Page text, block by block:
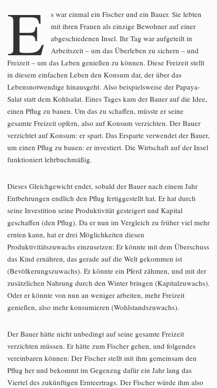
E
s war einmal ein Fischer und ein Bauer. Sie lebten
mit ihren Frauen als einzige Bewohner auf einer
abgeschiedenen Insel. Ihr Tag war aufgeteilt in
Arbeitszeit – um das Überleben zu sichern – und
Freizeit – um das Leben genießen zu können. Diese Freizeit stellt
in diesem einfachen Leben den Konsum dar, der über das
Lebensnotwendige hinausgeht. Also beispielsweise der Papaya-
Salat statt dem Kohlsalat. Eines Tages kam der Bauer auf die Idee,
einen Pflug zu bauen. Um das zu schaffen, müsste er seine
gesamte Freizeit opfern, also auf Konsum verzichten. Der Bauer
verzichtet auf Konsum: er spart. Das Ersparte verwendet der Bauer,
um einen Pflug zu bauen: er investiert. Die Wirtschaft auf der Insel
funktioniert lehrbuchmäßig.
Dieses Gleichgewicht endet, sobald der Bauer nach einem Jahr
Entbehrungen endlich den Pflug fertiggestellt hat. Er hat durch
seine Investition seine Produktivität gesteigert und Kapital
geschaffen (den Pflug). Da er nun im Vergleich zu früher viel mehr
ernten kann, hat er drei Möglichkeiten diesen
Produktivitätszuwachs einzusetzen: Er könnte mit dem Überschuss
das Kind ernähren, das gerade auf die Welt gekommen ist
(Bevölkerungszuwachs). Er könnte ein Pferd zähmen, und mit der
zusätzlichen Nahrung durch den Winter bringen (Kapitalzuwachs).
Oder er könnte von nun an weniger arbeiten, mehr Freizeit
genießen, also mehr konsumieren (Wohlstandszuwachs).
Der Bauer hätte nicht unbedingt auf seine gesamte Freizeit
verzichten müssen. Er hätte zum Fischer gehen, und folgendes
vereinbaren können: Der Fischer stellt mit ihm gemeinsam den
Pflug her und bekommt im Gegenzug dafür ein Jahr lang das
Viertel des zukünftigen Ernteertrags. Der Fischer würde ihm also